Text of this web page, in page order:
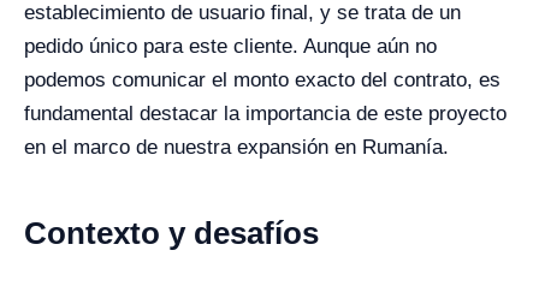
establecimiento de usuario final, y se trata de un
pedido único para este cliente. Aunque aún no
podemos comunicar el monto exacto del contrato, es
fundamental destacar la importancia de este proyecto
en el marco de nuestra expansión en Rumanía.
Contexto y desafíos